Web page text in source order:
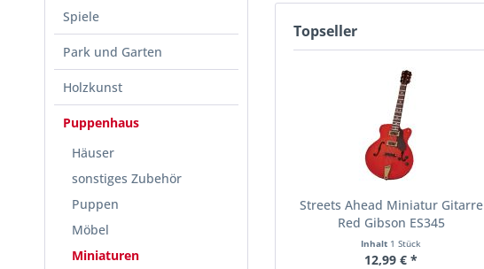
Spiele
Park und Garten
Holzkunst
Puppenhaus
Häuser
sonstiges Zubehör
Puppen
Möbel
Miniaturen
Topseller
Streets Ahead Miniatur Gitarre
Red Gibson ES345
Inhalt 1 Stück
12,99 € *